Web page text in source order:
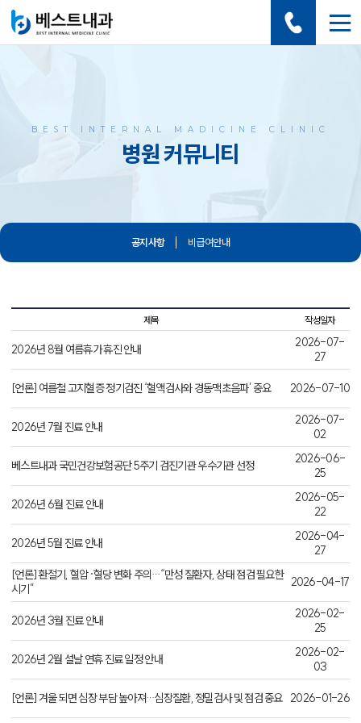
BEST INTERNAL MADICINE CLINIC
병원 커뮤니티
공지사항 비급여안내
제목 작성일자
2026년 8월 여름휴가 휴진 안내
2026-07-
27
[언론] 여름철 고지혈증 정기검진 ‘혈액검사와 경동맥초음파’ 중요 2026-07-10
2026년 7월 진료 안내
2026-07-
02
베스트내과 국민건강보험공단 5주기 검진기관 우수기관 선정
2026-06-
25
2026년 6월 진료 안내
2026-05-
22
2026년 5월 진료 안내
2026-04-
27
[언론] 환절기, 혈압·혈당 변화 주의…“만성 질환자, 상태 점검 필요한
시기”
2026-04-17
2026년 3월 진료 안내
2026-02-
25
2026년 2월 설날 연휴 진료 일정 안내
2026-02-
03
[언론] 겨울 되면 심장 부담 높아져…심장질환, 정밀검사 및 점검 중요 2026-01-26